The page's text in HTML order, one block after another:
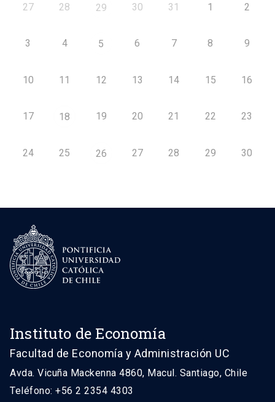
27 28 29 30 31 1 2
3 4 5 6 7 8 9
10 11 12 13 14 15 16
17 18 19 20 21 22 23
24 25 26 27 28 29 30
Instituto de Economía
Facultad de Economía y Administración UC
Avda. Vicuña Mackenna 4860, Macul. Santiago, Chile
Teléfono: +56 2 2354 4303